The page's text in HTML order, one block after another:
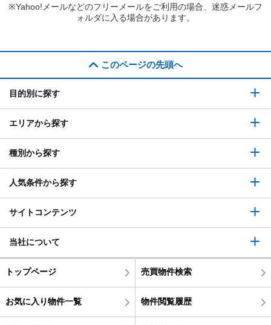
※Yahoo!メールなどのフリーメールをご利用の場合、迷惑メールフ
ォルダに入る場合があります。
このページの先頭へ
目的別に探す
エリアから探す
種別から探す
人気条件から探す
サイトコンテンツ
当社について
トップページ 売買物件検索
お気に入り物件一覧 物件閲覧履歴